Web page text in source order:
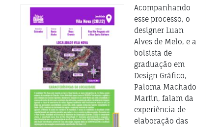
Acompanhando
esse processo, o
designer Luan
Alves de Melo, e a
bolsista de
graduação em
Design Gráfico,
Paloma Machado
Martin, falam da
experiência de
elaboração das